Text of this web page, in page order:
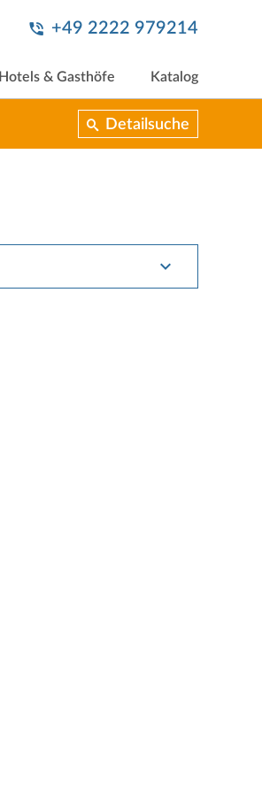
+49 2222 979214
Hotels & Gasthöfe Katalog
Detailsuche